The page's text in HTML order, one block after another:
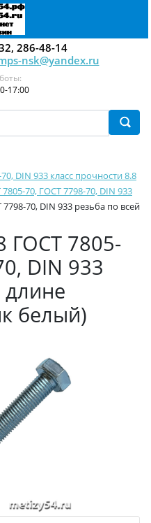
286-48-14
nsk@yandex.ru
17:00
DIN 933 класс прочности 8.8
70, ГОСТ 7798-70, DIN 933
70, DIN 933 резьба по всей
ГОСТ 7805-
DIN 933
длине
белый)